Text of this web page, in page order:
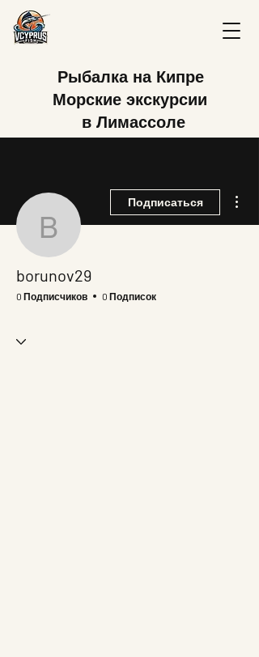
Рыбалка на Кипре
Морские экскурсии
в Лимассоле
borunov29
Подписаться
borunov29
0 Подписчиков 0 Подписок